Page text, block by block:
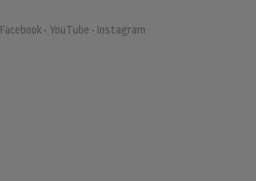
Facebook • YouTube • Instagram